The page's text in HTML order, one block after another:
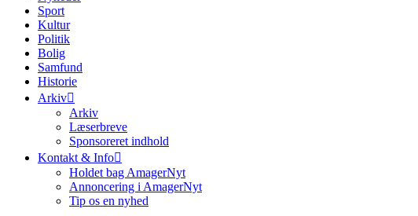
Sport
Kultur
Politik
Bolig
Samfund
Historie
Arkiv
Arkiv
Læserbreve
Sponsoreret indhold
Kontakt & Info
Holdet bag AmagerNyt
Annoncering i AmagerNyt
Tip os en nyhed